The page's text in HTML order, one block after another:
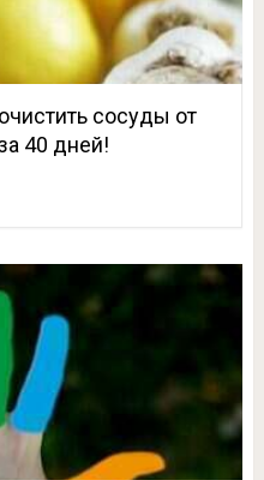
сосуды от
40 дней!